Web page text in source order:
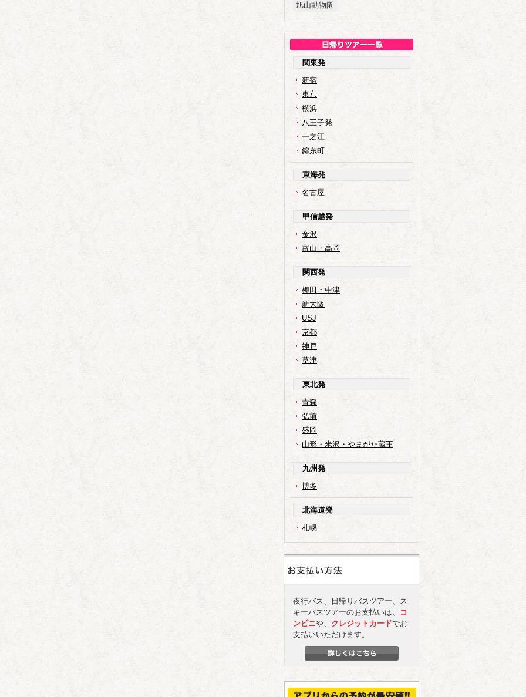
旭山動物園
関東発
新宿
東京
横浜
八王子発
一之江
錦糸町
東海発
名古屋
甲信越発
金沢
富山・高岡
関西発
梅田・中津
新大阪
USJ
京都
神戸
草津
東北発
青森
弘前
盛岡
山形・米沢・やまがた蔵王
九州発
博多
北海道発
札幌
夜行バス、日帰りバスツアー、ス
キーバスツアーのお支払いは、
コ
ンビニや、 クレジットカードでお
支払いいただけます。